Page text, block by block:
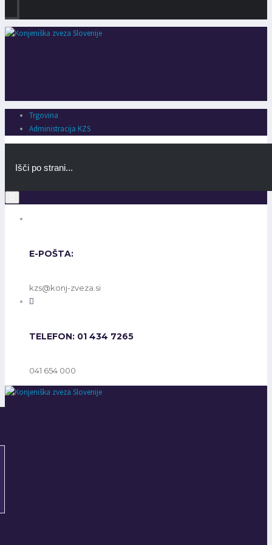
Trgovina
Administracija KZS
E-POŠTA:
kzs@konj-zveza.si
TELEFON: 01 434 7265
041 654 000